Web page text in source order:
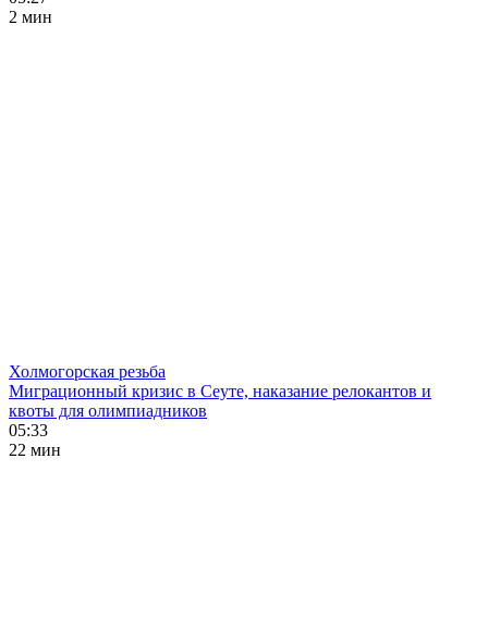
2 мин
Холмогорская резьба
Миграционный кризис в Сеуте, наказание релокантов и
квоты для олимпиадников
05:33
22 мин